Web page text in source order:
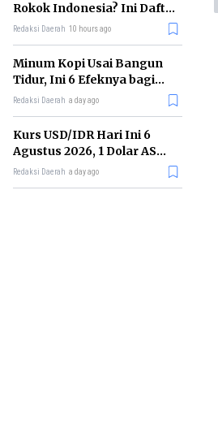
Rokok Indonesia? Ini Daftar
Perusahaan Terbesarnya
Redaksi Daerah 10 hours ago
Minum Kopi Usai Bangun
Tidur, Ini 6 Efeknya bagi
Kesehatan Tubuh
Redaksi Daerah a day ago
Kurs USD/IDR Hari Ini 6
Agustus 2026, 1 Dolar AS
Kini Berapa Rupiah?
Redaksi Daerah a day ago